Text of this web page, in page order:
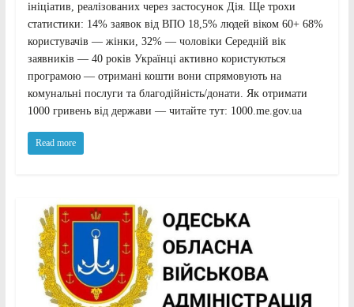
ініціатив, реалізованих через застосунок Дія. Ще трохи
статистики: 14% заявок від ВПО 18,5% людей віком 60+ 68%
користувачів — жінки, 32% — чоловіки Середній вік
заявників — 40 років Українці активно користуються
програмою — отримані кошти вони спрямовують на
комунальні послуги та благодійність/донати. Як отримати
1000 гривень від держави — читайте тут: 1000.me.gov.ua
Read more